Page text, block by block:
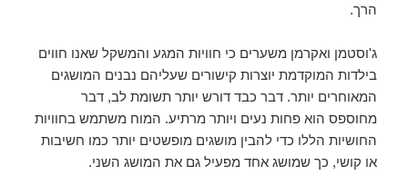
הרך.
ג'וסטמן ואקרמן משערים כי חוויות המגע והמשקל שאנו חווים
בילדות המוקדמת יוצרות קישורים שעליהם נבנים המושגים
המאוחרים יותר. דבר כבד דורש יותר תשומת לב, דבר
מחוספס הוא פחות נעים ויותר מרתיע. המוח משתמש בחוויות
החושיות הללו כדי להבין מושגים מופשטים יותר כמו חשיבות
או קושי, כך שמושג אחד מפעיל גם את המושג השני.